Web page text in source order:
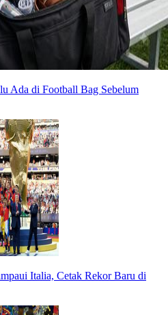
Ada di Football Bag Sebelum
Italia, Cetak Rekor Baru di